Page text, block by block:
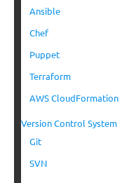
Ansible
Chef
Puppet
Terraform
AWS CloudFormation
Version Control System
Git
SVN